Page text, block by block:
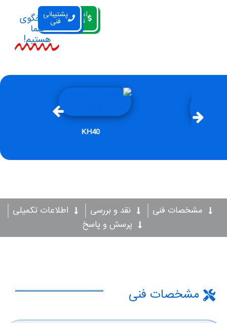
استعلام
قیمت
پشتیبانی
فنیپاسخگوی
شما
هستیم!
مشخصات فنی نقد و بررسی
اطلاعات تکمیلی
پرسش و پاسخ
مشخصات فنی